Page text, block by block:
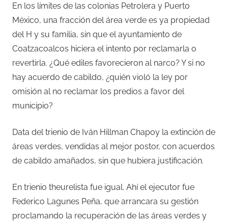
En los límites de las colonias Petrolera y Puerto
México, una fracción del área verde es ya propiedad
del H y su familia, sin que el ayuntamiento de
Coatzacoalcos hiciera el intento por reclamarla o
revertirla. ¿Qué ediles favorecieron al narco? Y si no
hay acuerdo de cabildo, ¿quién violó la ley por
omisión al no reclamar los predios a favor del
municipio?
Data del trienio de Iván Hillman Chapoy la extinción de
áreas verdes, vendidas al mejor postor, con acuerdos
de cabildo amañados, sin que hubiera justificación.
En trienio theurelista fue igual. Ahí el ejecutor fue
Federico Lagunes Peña, que arrancara su gestión
proclamando la recuperación de las áreas verdes y